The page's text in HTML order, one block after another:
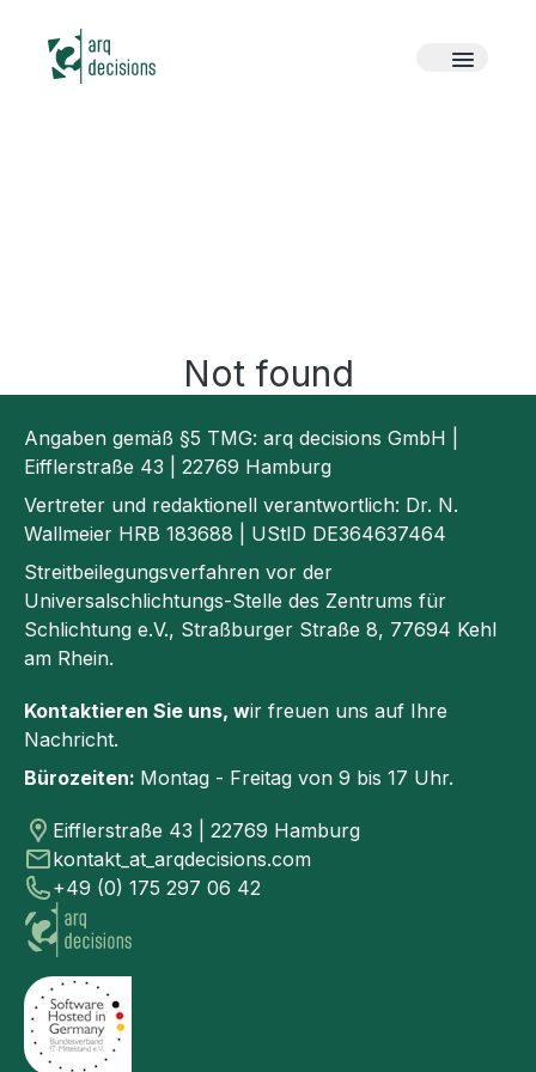
Not found
Angaben gemäß §5 TMG: arq decisions GmbH |
Eifflerstraße 43 | 22769 Hamburg
Vertreter und redaktionell verantwortlich: Dr. N.
Wallmeier HRB 183688 | UStID DE364637464
Streitbeilegungsverfahren vor der
Universalschlichtungs-Stelle des Zentrums für
Schlichtung e.V., Straßburger Straße 8, 77694 Kehl
am Rhein.
Kontaktieren Sie uns, wir freuen uns auf Ihre
Nachricht.
Bürozeiten: Montag - Freitag von 9 bis 17 Uhr.
Eifflerstraße 43 | 22769 Hamburg
kontakt_at_arqdecisions.com
+49 (0) 175 297 06 42